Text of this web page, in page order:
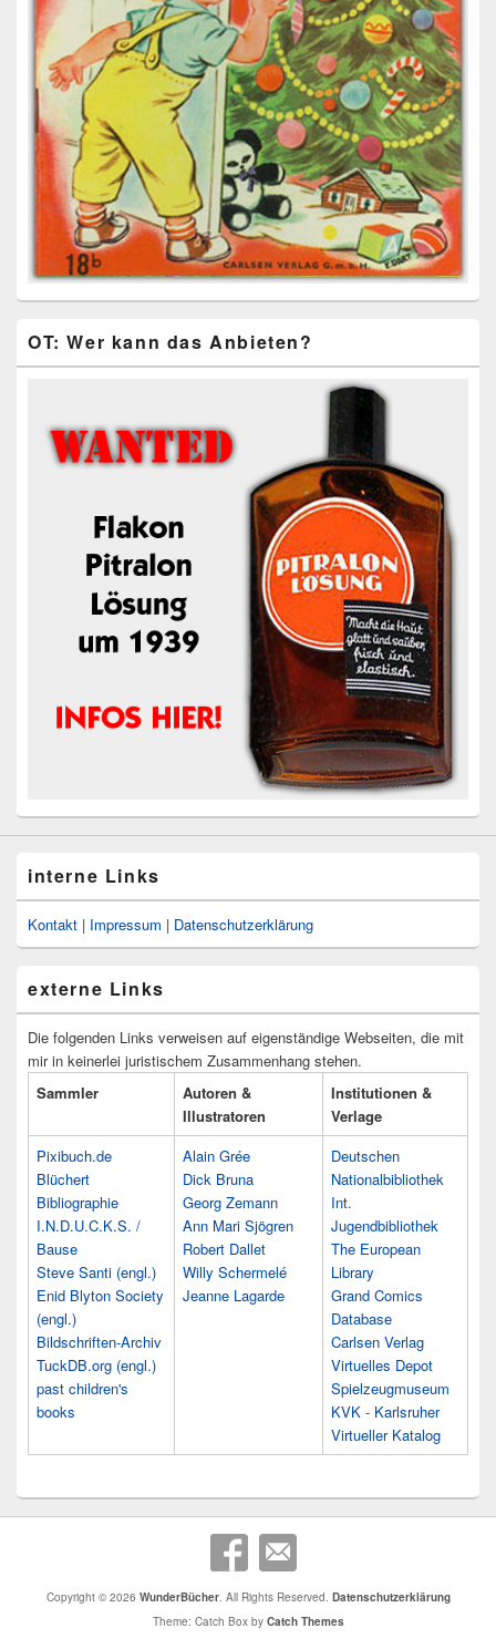
OT: Wer kann das Anbieten?
interne Links
Kontakt | Impressum | Datenschutzerklärung
externe Links
Die folgenden Links verweisen auf eigenständige Webseiten, die mit
mir in keinerlei juristischem Zusammenhang stehen.
Sammler
Autoren &
Illustratoren
Institutionen &
Verlage
Pixibuch.de
Blüchert
Bibliographie
I.N.D.U.C.K.S. /
Bause
Steve Santi (engl.)
Enid Blyton Society
(engl.)
Bildschriften-Archiv
TuckDB.org (engl.)
past children's
books
Alain Grée
Dick Bruna
Georg Zemann
Ann Mari Sjögren
Robert Dallet
Willy Schermelé
Jeanne Lagarde
Deutschen
Nationalbibliothek
Int.
Jugendbibliothek
The European
Library
Grand Comics
Database
Carlsen Verlag
Virtuelles Depot
Spielzeugmuseum
KVK - Karlsruher
Virtueller Katalog
Copyright © 2026 WunderBücher. All Rights Reserved. Datenschutzerklärung
Theme: Catch Box by Catch Themes